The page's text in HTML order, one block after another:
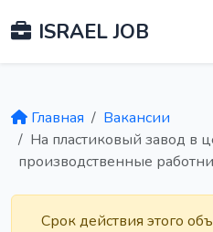
ISRAEL JOB
Главная
Вакансии
На пластиковый завод в
производственные
Срок действия этого